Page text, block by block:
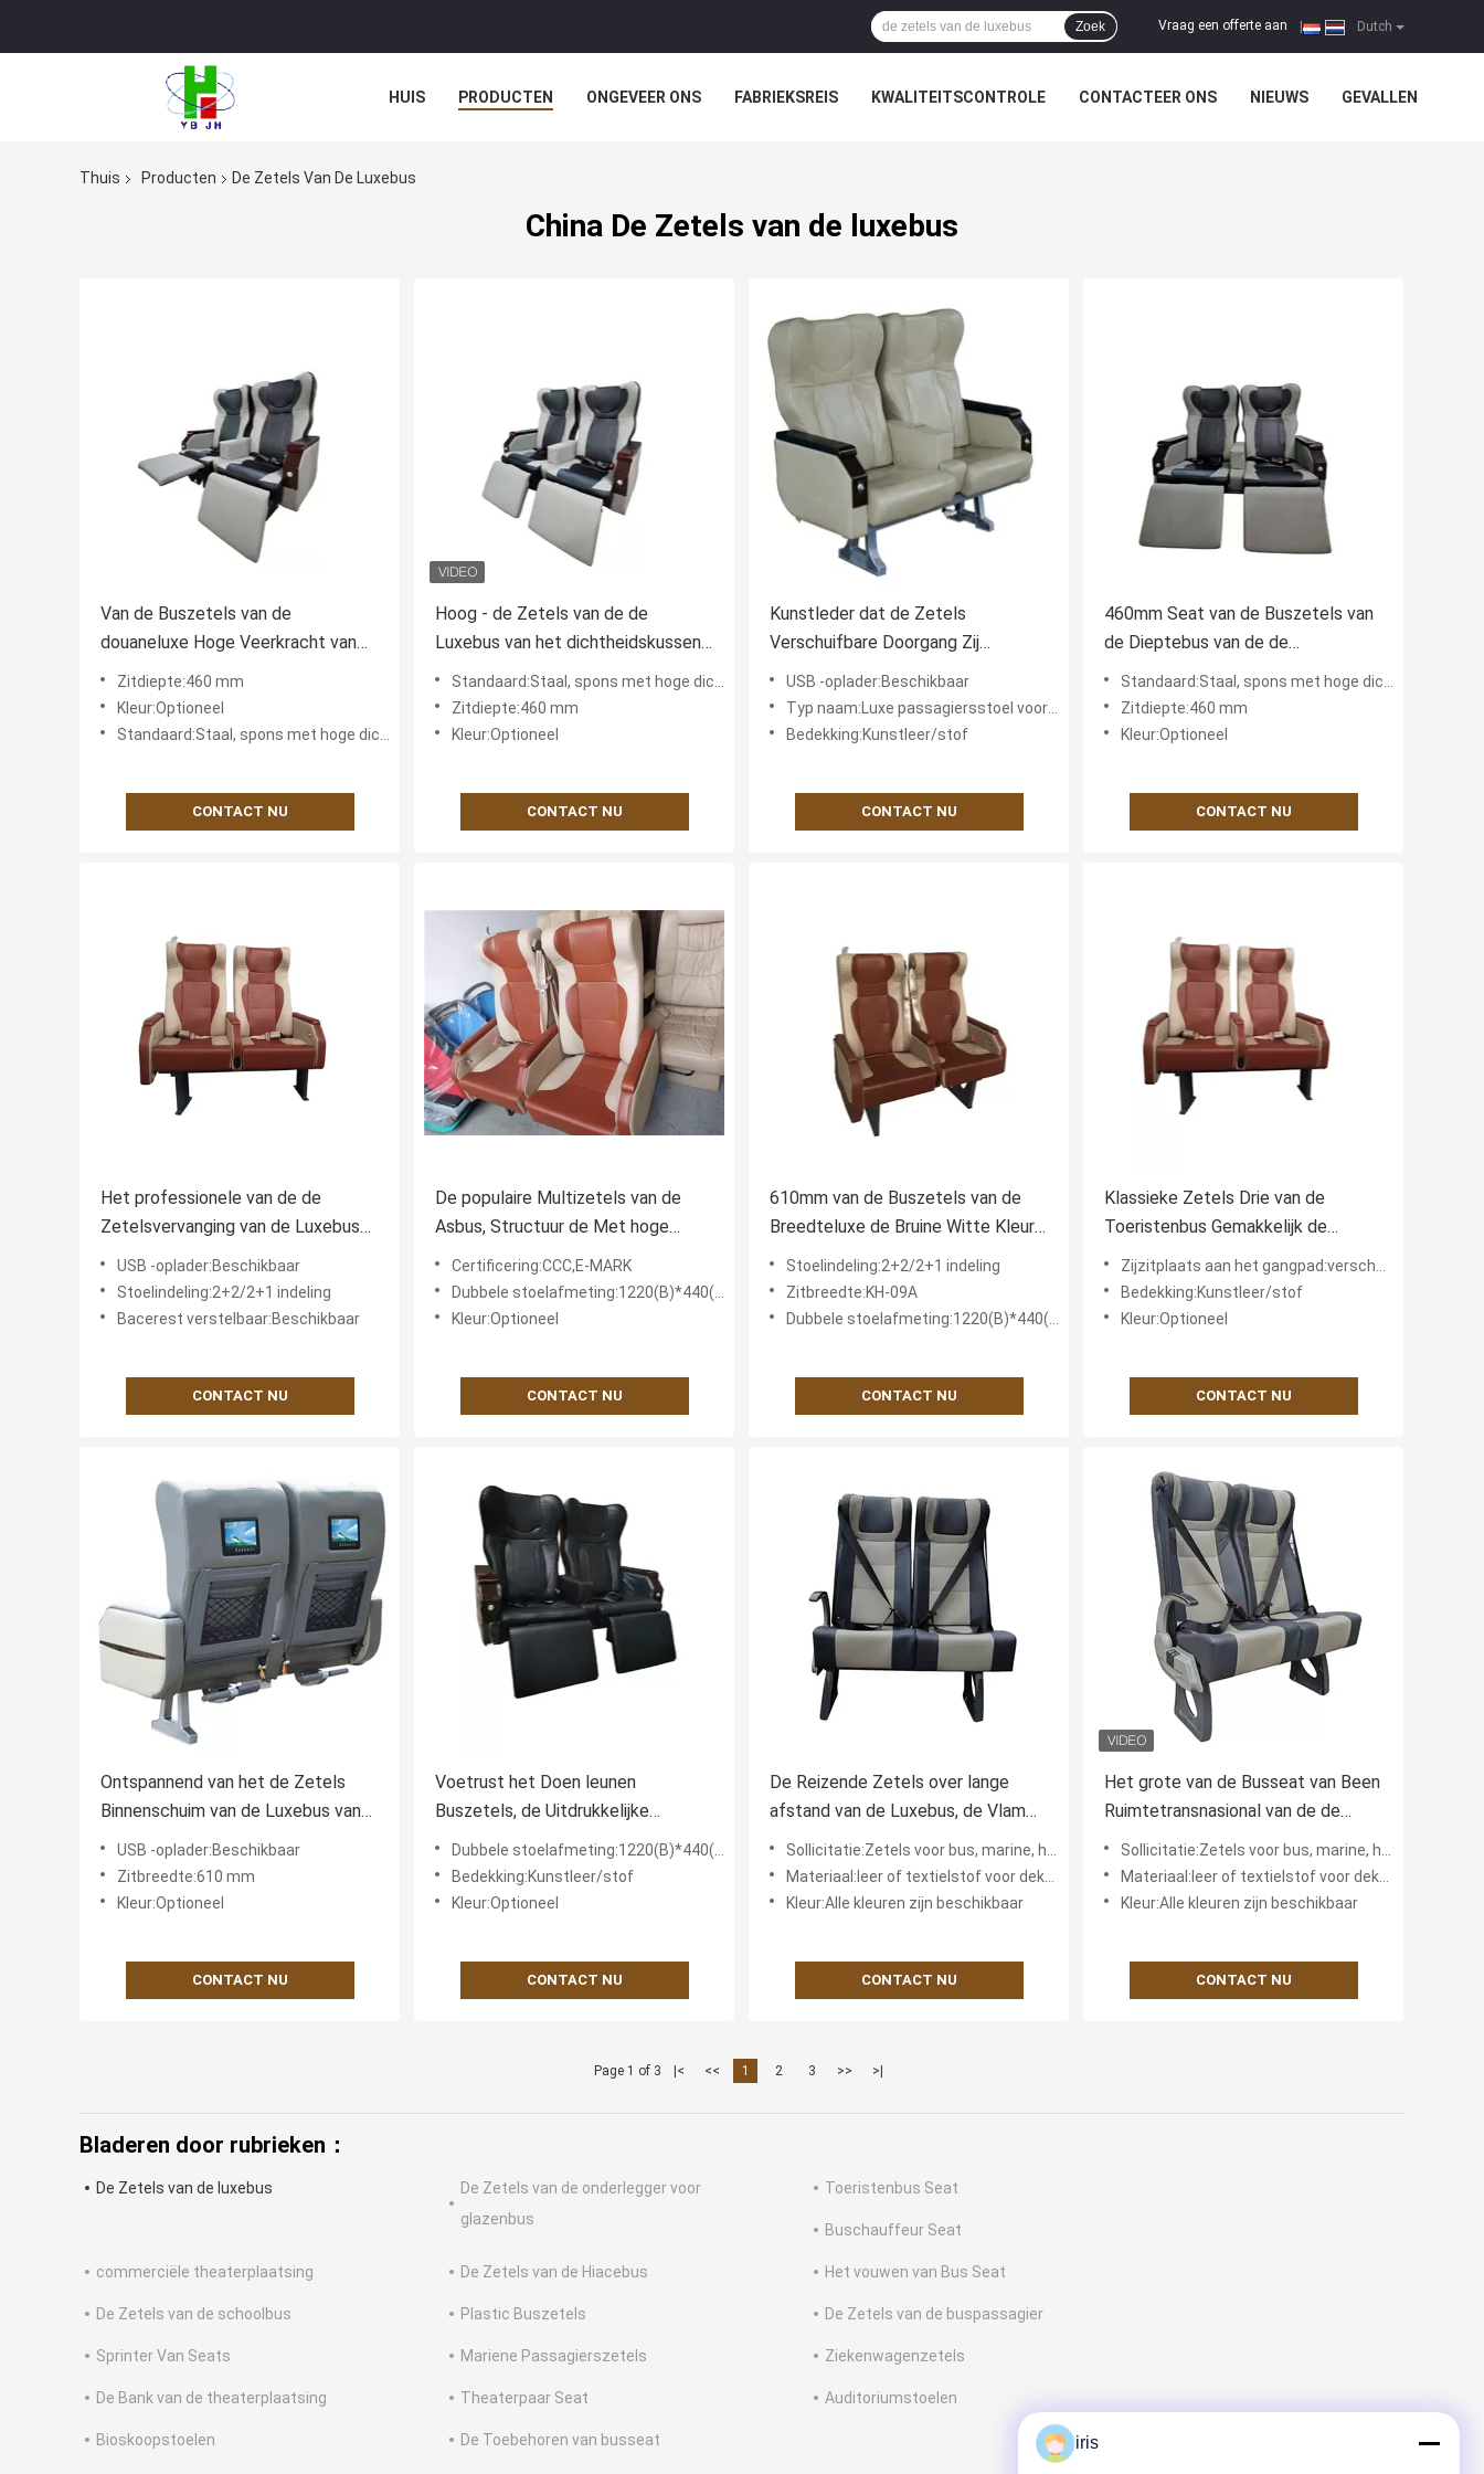
Dutch
Vraag een offerte aan
Zoek
HUIS PRODUCTEN ONGEVEER ONS FABRIEKSREIS KWALITEITSCONTROLE CONTACTEER ONS NIEUWS GEVALLEN
Thuis Producten De Zetels Van De Luxebus
China De Zetels van de luxebus
Van de Buszetels van de
douaneluxe Hoge Veerkracht van
Comfotable de
Universele Regelbare
Zitdiepte:460 mm
Kleur:Optioneel
Standaard:Staal, spons met hoge dichtheid, kunstleer of stoffen doek
CONTACT NU
Hoog - de Zetels van de de
Luxebus van het dichtheidskussen,
de Luxestructuur van het het
Staalkader van Buszetels Sterke
Standaard:Staal, spons met hoge dichtheid, kunstleer of stoffen doek
Zitdiepte:460 mm
Kleur:Optioneel
CONTACT NU
Kunstleder dat de Zetels
Verschuifbare Doorgang Zij
Duurzaam Seat behandelt van de
Luxebus
USB -oplader:Beschikbaar
Typ naam:Luxe passagiersstoel voor business touringcar
Bedekking:Kunstleer/stof
CONTACT NU
460mm Seat van de Buszetels van
de Dieptebus van de de
Slijtageweerstand de Hoge
Aangepaste Kleur
Standaard:Staal, spons met hoge dichtheid, kunstleer of stoffen doek
Zitdiepte:460 mm
Kleur:Optioneel
CONTACT NU
Het professionele van de de
Zetelsvervanging van de Luxebus
Auto de Delen Stabiele
Gemakkelijke Doen leunen
USB -oplader:Beschikbaar
Stoelindeling:2+2/2+1 indeling
Bacerest verstelbaar:Beschikbaar
CONTACT NU
De populaire Multizetels van de
Asbus, Structuur de Met hoge
weerstand van Seat van de
Reizigersbus
Certificering:CCC,E-MARK
Dubbele stoelafmeting:1220(B)*440(D)*1100(H)mm
Kleur:Optioneel
CONTACT NU
610mm van de Buszetels van de
Breedteluxe de Bruine Witte Kleur
met OEM ODM de Dienst
Stoelindeling:2+2/2+1 indeling
Zitbreedte:KH-09A
Dubbele stoelafmeting:1220(B)*440(D)*1100(H)mm
CONTACT NU
Klassieke Zetels Drie van de
Toeristenbus Gemakkelijk de
Installatie Ergonomisch Ontwerp
van de PuntVeiligheidsgordel
Zijzitplaats aan het gangpad:verschuifbaar
Bedekking:Kunstleer/stof
Kleur:Optioneel
CONTACT NU
Ontspannend van het de Zetels
Binnenschuim van de Luxebus van
het de Spons Menselijke Lichaam
de Techniekontwerp
USB -oplader:Beschikbaar
Zitbreedte:610 mm
Kleur:Optioneel
CONTACT NU
Voetrust het Doen leunen
Buszetels, de Uitdrukkelijke
Zijleuning Bautiful van Buszetels
Antiroest
Dubbele stoelafmeting:1220(B)*440(D)*1100(H)mm
Bedekking:Kunstleer/stof
Kleur:Optioneel
CONTACT NU
De Reizende Zetels over lange
afstand van de Luxebus, de Vlam
van Bas Transnasional Seat -
vertrager
Sollicitatie:Zetels voor bus, marine, hogesnelheidsspoor...
Materiaal:leer of textielstof voor dekking
Kleur:Alle kleuren zijn beschikbaar
CONTACT NU
Het grote van de Busseat van Been
Ruimtetransnasional van de de
Luchtlente Regelbare Achter
Aantrekkelijke Ontwerp
Sollicitatie:Zetels voor bus, marine, hogesnelheidsspoor...
Materiaal:leer of textielstof voor dekking
Kleur:Alle kleuren zijn beschikbaar
CONTACT NU
Page 1 of 3 |< << 1 2 3 >> >|
Bladeren door rubrieken：
De Zetels van de luxebus
De Zetels van de onderlegger voor
glazenbus
Toeristenbus Seat
Buschauffeur Seat
commerciële theaterplaatsing De Zetels van de Hiacebus Het vouwen van Bus Seat
De Zetels van de schoolbus Plastic Buszetels De Zetels van de buspassagier
Sprinter Van Seats Mariene Passagierszetels Ziekenwagenzetels
De Bank van de theaterplaatsing Theaterpaar Seat Auditoriumstoelen
Bioskoopstoelen De Toebehoren van busseat iris